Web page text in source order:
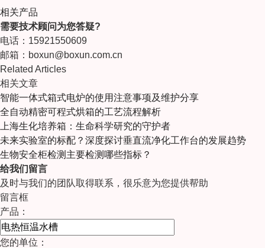
相关产品
需要技术顾问为您答疑?
电话：15921550609
邮箱：boxun@boxun.com.cn
Related Articles
相关文章
智能一体式箱式电炉的使用注意事项及维护分享
全自动精密可程式烘箱的工艺流程解析
上海生化培养箱：生命科学研究的守护者
未来实验室的标配？深度探讨垂直流净化工作台的发展趋势
生物安全柜检测主要检测哪些指标？
给我们留言
及时与我们的团队取得联系，很乐意为您提供帮助
留言框
产品：
您的单位：